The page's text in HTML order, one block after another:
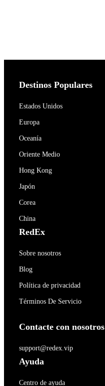
Destinos Populares
Estados Unidos
Europa
Oceanía
Oriente Medio
Hong Kong
Japón
Corea
China
RedEx
Sobre nosotros
Blog
Política de privacidad
Términos De Servicio
Contacte con nosotros
support@redex.vip
Ayuda
Centro de ayuda